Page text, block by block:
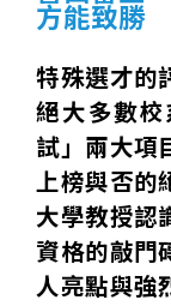
方能致勝
特殊選才的
絕大多數
試」兩大項
上榜與否的
大學教授認
資格的敲門
人亮點與強